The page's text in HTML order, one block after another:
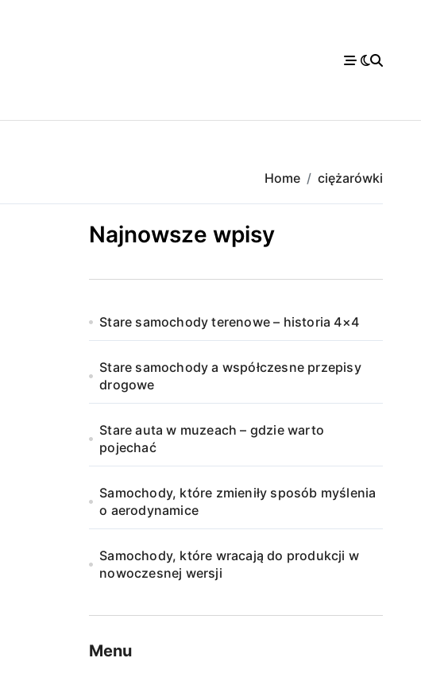
Home ciężarówki
Najnowsze wpisy
Stare samochody terenowe – historia 4×4
Stare samochody a współczesne przepisy
drogowe
Stare auta w muzeach – gdzie warto
pojechać
Samochody, które zmieniły sposób myślenia
o aerodynamice
Samochody, które wracają do produkcji w
nowoczesnej wersji
Menu